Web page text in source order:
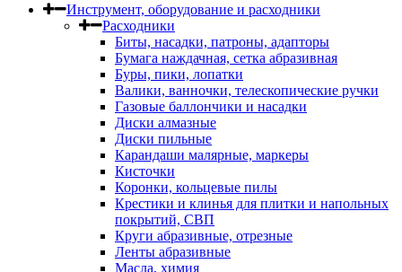
Инструмент, оборудование и расходники
Расходники
Биты, насадки, патроны, адапторы
Бумага наждачная, сетка абразивная
Буры, пики, лопатки
Валики, ванночки, телескопические ручки
Газовые баллончики и насадки
Диски алмазные
Диски пильные
Карандаши малярные, маркеры
Кисточки
Коронки, кольцевые пилы
Крестики и клинья для плитки и напольных
покрытий, СВП
Круги абразивные, отрезные
Ленты абразивные
Масла, химия